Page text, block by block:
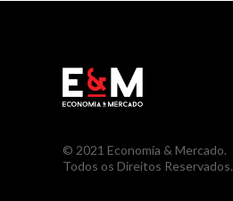
© 2021 Economia & Mercado.
Todos os Direitos Reservados.